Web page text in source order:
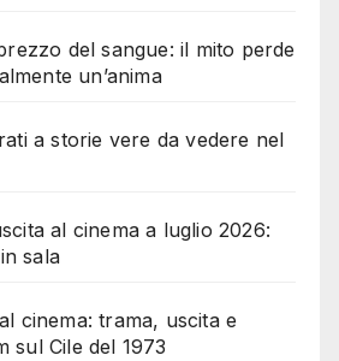
del sangue: il mito perde
un’anima
a storie vere da vedere nel
al cinema a luglio 2026:
sala
cinema: trama, uscita e
sul Cile del 1973